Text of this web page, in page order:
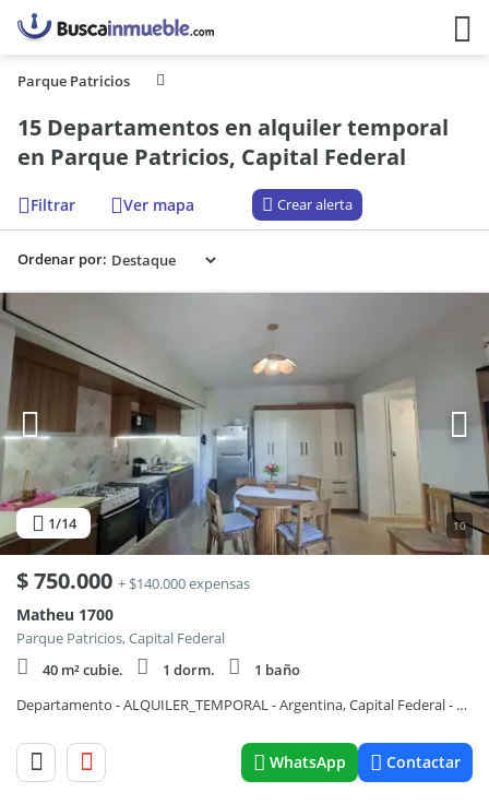
Parque Patricios
15 Departamentos en alquiler temporal
en Parque Patricios, Capital Federal
Filtrar Ver mapa Crear alerta
Ordenar por:
1/14 10
$750.000 + $140.000 expensas
Matheu 1700
Parque Patricios, Capital Federal
40 m² cubie.
1 dorm.
1 baño
Departamento - ALQUILER_TEMPORAL - Argentina, Capital Federal - Matheu 1700
WhatsApp Contactar